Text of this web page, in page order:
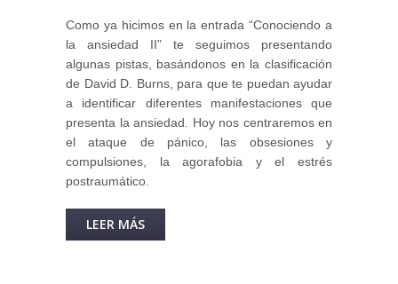
Como ya hicimos en la entrada “Conociendo a
la ansiedad II” te seguimos presentando
algunas pistas, basándonos en la clasificación
de David D. Burns, para que te puedan ayudar
a identificar diferentes manifestaciones que
presenta la ansiedad. Hoy nos centraremos en
el ataque de pánico, las obsesiones y
compulsiones, la agorafobia y el estrés
postraumático.
LEER MÁS
ANSIEDAD III.